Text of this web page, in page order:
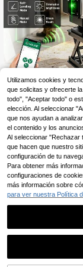
Almacén UE ONEVAN
de 16 líneas, nivel
de horizontal y
os, herramienta de
dición automática
57,48€
ONEVAN
D de 16 líneas, nivel
Utilizamos cookies y
que solicitas y ofrecerte
todo", "Aceptar todo" o
elección. Al seleccionar
que nos ayudan a
el contenido y los
Al seleccionar "Rechazar
que hacen que nuestro
configuración de tu
Para obtener más
configuraciones de
más información sobre
para ver nuestra Política